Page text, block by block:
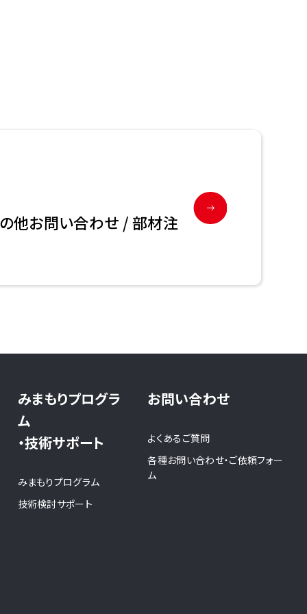
他お問い合わせ / 部材注
みまもりプログラ
ム
・技術サポート
みまもりプログラム
技術検討サポート
お問い合わせ
よくあるご質問
各種お問い合わせ・ご依頼フォー
ム